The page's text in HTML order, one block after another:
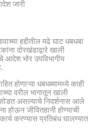
हद्दीतील मढे घाट धबधबा
दोरखंडाद्वारे खाली
आदेश भोर उपविभागीय
होणाऱ्या धबधब्यामध्ये काही
वरील भागातून खाली
सोडत असल्याचे निदर्शनास आले
होऊन जीवितहानी होण्याची
करण्यास प्रतिबंध घालण्यात